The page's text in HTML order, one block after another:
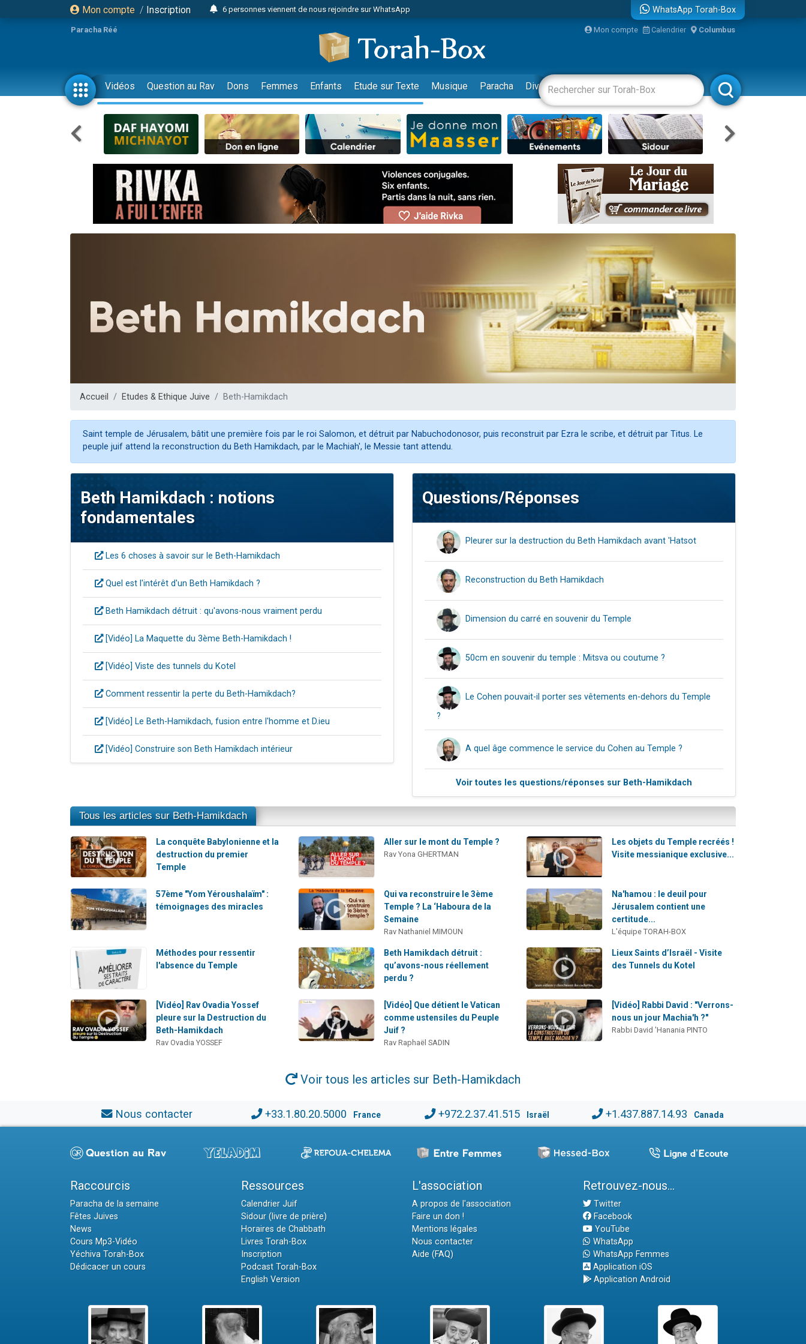
Mon compte / Inscription
6 personnes viennent de nous rejoindre sur WhatsApp
2 personnes viennent de faire un don pour 1 Journée de Vacances Pour les Enfants
17 personnes viennent de demander une bénédiction
4 personnes viennent de nous rejoindre sur WhatsApp
Il reste 49 places pour étudier en groupe sur Zoom
23 personnes viennent de faire un don pour Diane, 80 ans, dans un appartement insalubre
Eva vient de donner son Maasser
4 personnes viennent de nous rejoindre sur WhatsApp
3 personnes viennent de nous rejoindre sur WhatsApp
3 personnes viennent de faire un don pour 5 jours de vacances aux Orphelins
Odaya vient de donner son Maasser
13 personnes viennent de demander une bénédiction
3 personnes viennent de nous rejoindre sur WhatsApp
2 personnes viennent de nous rejoindre sur WhatsApp
WhatsApp Torah-Box
Paracha Réé Mon compte Calendrier Columbus
Vidéos Question au Rav Dons Femmes Enfants Etude sur Texte Musique Paracha Divertissements Livres Rabbanim
Accueil Etudes & Ethique Juive Beth-Hamikdach
Saint temple de Jérusalem, bâtit une première fois par le roi Salomon, et détruit par Nabuchodonosor, puis reconstruit par Ezra le scribe, et détruit par Titus. Le
peuple juif attend la reconstruction du Beth Hamikdach, par le Machiah', le Messie tant attendu.
Beth Hamikdach : notions
fondamentales
Les 6 choses à savoir sur le Beth-Hamikdach
Quel est l'intérêt d'un Beth Hamikdach ?
Beth Hamikdach détruit : qu'avons-nous vraiment perdu
[Vidéo] La Maquette du 3ème Beth-Hamikdach !
[Vidéo] Viste des tunnels du Kotel
Comment ressentir la perte du Beth-Hamikdach?
[Vidéo] Le Beth-Hamikdach, fusion entre l'homme et D.ieu
[Vidéo] Construire son Beth Hamikdach intérieur
Questions/Réponses
Pleurer sur la destruction du Beth Hamikdach avant 'Hatsot
Reconstruction du Beth Hamikdach
Dimension du carré en souvenir du Temple
50cm en souvenir du temple : Mitsva ou coutume ?
Le Cohen pouvait-il porter ses vêtements en-dehors du Temple
?
A quel âge commence le service du Cohen au Temple ?
Voir toutes les questions/réponses sur Beth-Hamikdach
Tous les articles sur Beth-Hamikdach
La conquête Babylonienne et la
destruction du premier
Temple
Aller sur le mont du Temple ?
Rav Yona GHERTMAN
Les objets du Temple recréés !
Visite messianique exclusive...
57ème "Yom Yéroushalaïm" :
témoignages des miracles
Qui va reconstruire le 3ème
Temple ? La ‘Haboura de la
Semaine
Rav Nathaniel MIMOUN
Na'hamou : le deuil pour
Jérusalem contient une
certitude...
L'équipe TORAH-BOX
Méthodes pour ressentir
l'absence du Temple
Beth Hamikdach détruit :
qu’avons-nous réellement
perdu ?
Lieux Saints d’Israël - Visite
des Tunnels du Kotel
[Vidéo] Rav Ovadia Yossef
pleure sur la Destruction du
Beth-Hamikdach
Rav Ovadia YOSSEF
[Vidéo] Que détient le Vatican
comme ustensiles du Peuple
Juif ?
Rav Raphaël SADIN
[Vidéo] Rabbi David : "Verrons-
nous un jour Machia'h ?"
Rabbi David 'Hanania PINTO
Voir tous les articles sur Beth-Hamikdach
Nous contacter +33.1.80.20.5000 France +972.2.37.41.515 Israël +1.437.887.14.93 Canada
Raccourcis
Paracha de la semaine
Fêtes Juives
News
Cours Mp3-Vidéo
Yéchiva Torah-Box
Dédicacer un cours
Ressources
Calendrier Juif
Sidour (livre de prière)
Horaires de Chabbath
Livres Torah-Box
Inscription
Podcast Torah-Box
English Version
L'association
A propos de l'association
Faire un don !
Mentions légales
Nous contacter
Aide (FAQ)
Retrouvez-nous...
Twitter
Facebook
YouTube
WhatsApp
WhatsApp Femmes
Application iOS
Application Android